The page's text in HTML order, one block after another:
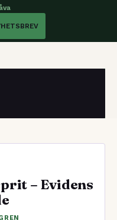
– Evidens